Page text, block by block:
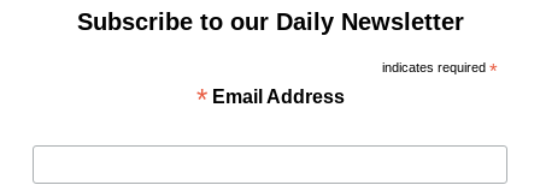
Subscribe to our Daily Newsletter
*
indicates required
Email Address
*